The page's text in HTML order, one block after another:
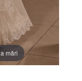
mări